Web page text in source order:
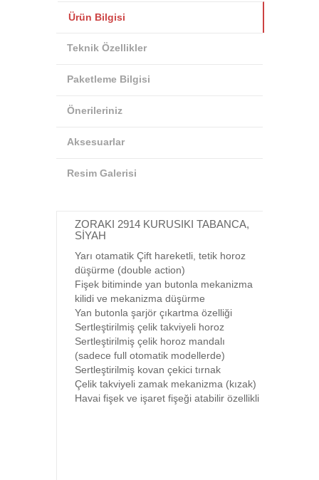
Ürün Bilgisi
Teknik Özellikler
Paketleme Bilgisi
Önerileriniz
Aksesuarlar
Resim Galerisi
ZORAKI 2914 KURUSIKI TABANCA,
SİYAH
Yarı otamatik Çift hareketli, tetik horoz
düşürme (double action)
Fişek bitiminde yan butonla mekanizma
kilidi ve mekanizma düşürme
Yan butonla şarjör çıkartma özelliği
Sertleştirilmiş çelik takviyeli horoz
Sertleştirilmiş çelik horoz mandalı
(sadece full otomatik modellerde)
Sertleştirilmiş kovan çekici tırnak
Çelik takviyeli zamak mekanizma (kızak)
Havai fişek ve işaret fişeği atabilir özellikli